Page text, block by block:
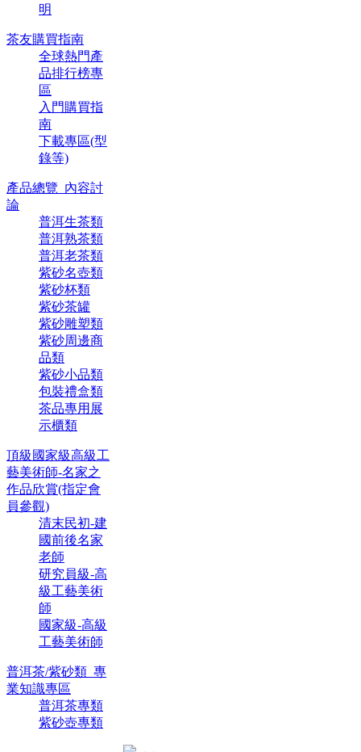
明
茶友購買指南
全球熱門產
品排行榜專
區
入門購買指
南
下載專區(型
錄等)
產品總覽_內容討
論
普洱生茶類
普洱熟茶類
普洱老茶類
紫砂名壺類
紫砂杯類
紫砂茶罐
紫砂雕塑類
紫砂周邊商
品類
紫砂小品類
包裝禮盒類
茶品專用展
示櫃類
頂級國家級高級工
藝美術師-名家之
作品欣賞(指定會
員參觀)
清末民初-建
國前後名家
老師
研究員級-高
級工藝美術
師
國家級-高級
工藝美術師
普洱茶/紫砂類_專
業知識專區
普洱茶專類
紫砂壺專類